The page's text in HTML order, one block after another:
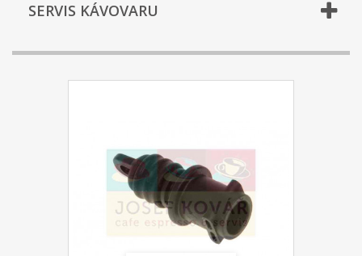
SERVIS KÁVOVARU